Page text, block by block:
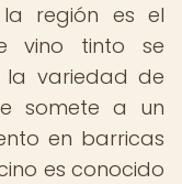
región es el
vino tinto se
la variedad de
somete a un
en barricas
es conocido